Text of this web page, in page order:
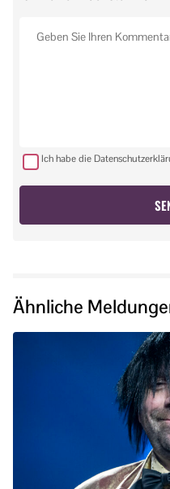
Ich habe die
Ähnliche